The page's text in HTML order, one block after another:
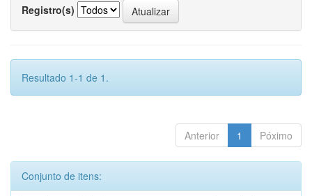
Registro(s)
Resultado 1-1 de 1.
Anterior 1 Póximo
Conjunto de itens: